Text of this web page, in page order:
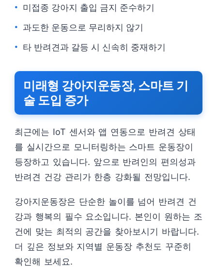
미접종 강아지 출입 금지 준수하기
과도한 운동으로 무리하지 않기
타 반려견과 갈등 시 신속히 중재하기
미래형 강아지운동장, 스마트 기
술 도입 증가
최근에는 IoT 센서와 앱 연동으로 반려견 상태
를 실시간으로 모니터링하는 스마트 운동장이
등장하고 있습니다. 앞으로 반려인의 편의성과
반려견 건강 관리가 한층 강화될 전망입니다.
강아지운동장은 단순한 놀이를 넘어 반려견 건
강과 행복의 필수 요소입니다. 본인이 원하는 조
건에 맞는 최적의 공간을 찾아보시기 바랍니다.
더 깊은 정보와 지역별 운동장 추천도 꾸준히
확인해 보세요.